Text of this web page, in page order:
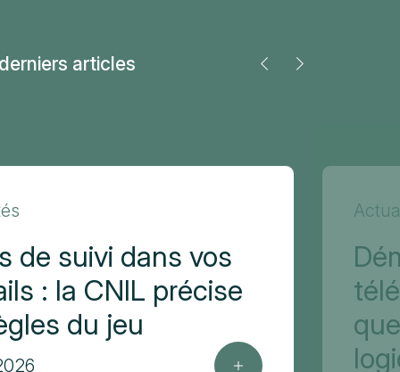
articles
de suivi dans vos
: la CNIL précise
du jeu